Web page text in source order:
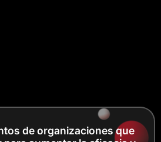
de organizaciones que